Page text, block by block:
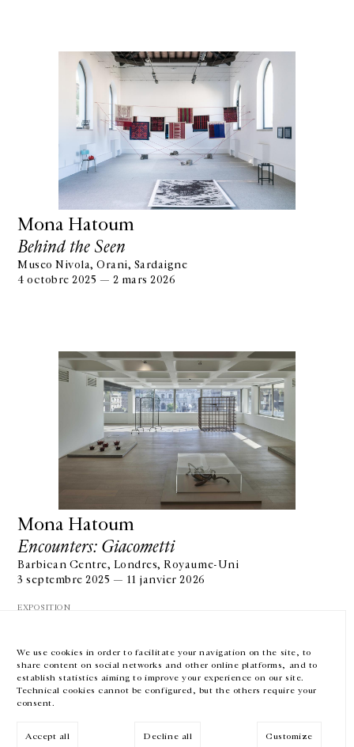
We use cookies in order to facilitate your navigation on the site, to
share content on social networks and other online platforms, and to
establish statistics aiming to improve your experience on our site.
Technical cookies cannot be configured, but the others require your
consent.
Accept all Decline all Customize
Mona Hatoum
Behind the Seen
Museo Nivola, Orani, Sardaigne
4 octobre 2025 — 2 mars 2026
Mona Hatoum
Encounters: Giacometti
Barbican Centre, Londres, Royaume-Uni
3 septembre 2025 — 11 janvier 2026
EXPOSITION
GALERIE@CROUSEL.COM
HORAIRES D'OUVERTURE
DU MARDI AU VENDREDI
10H-18H
LE SAMEDI
EN FR 中文 Facebook Instagram
Inscrivez-vous à notre newsletter